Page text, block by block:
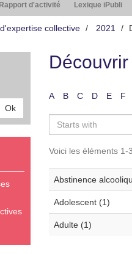
Rapport d'activité Lexique iPubli
collective 2021
Ok
A B C D E F
Voici les éléments 1-3
Abstinence
Adolescent (1)
Adulte (1)